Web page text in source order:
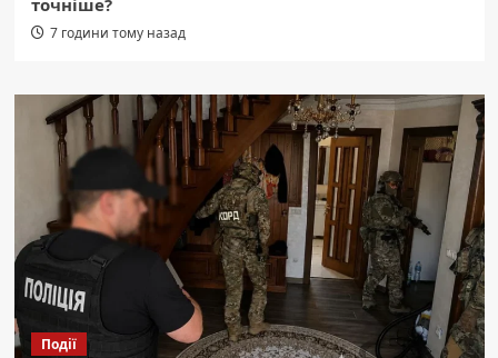
7 години тому назад
Події